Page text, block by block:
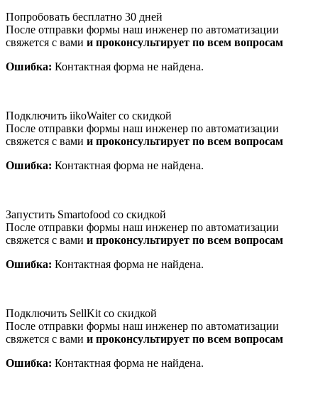
Попробовать бесплатно 30 дней
После отправки формы наш инженер по автоматизации
свяжется с вами и проконсультирует по всем вопросам
Ошибка: Контактная форма не найдена.
Подключить iikoWaiter со скидкой
После отправки формы наш инженер по автоматизации
свяжется с вами и проконсультирует по всем вопросам
Ошибка: Контактная форма не найдена.
Запустить Smartofood со скидкой
После отправки формы наш инженер по автоматизации
свяжется с вами и проконсультирует по всем вопросам
Ошибка: Контактная форма не найдена.
Подключить SellKit со скидкой
После отправки формы наш инженер по автоматизации
свяжется с вами и проконсультирует по всем вопросам
Ошибка: Контактная форма не найдена.